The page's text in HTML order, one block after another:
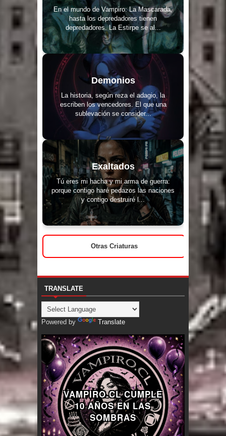
En el mundo de Vampiro: La Mascarada,
hasta los depredadores tienen
depredadores. La Estirpe se al...
Demonios
La historia, según reza el adagio, la
escriben los vencedores. El que una
sublevación se consider...
Exaltados
Tú eres mi hacha y mi arma de guerra:
porque contigo haré pedazos las naciones
y contigo destruiré l...
Otras Criaturas
TRANSLATE
Powered by Translate
VAMPIRO.CL CUMPLE
10 AÑOS EN LAS
SOMBRAS